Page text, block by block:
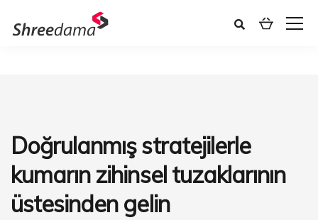
Doğrulanmış stratejilerle
kumarın zihinsel tuzaklarının
üstesinden gelin